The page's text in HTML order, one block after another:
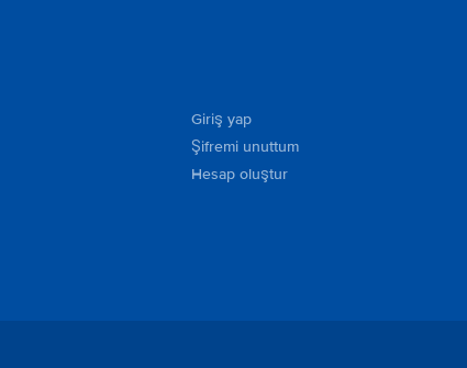
Giriş yap
Şifremi unuttum
Hesap oluştur